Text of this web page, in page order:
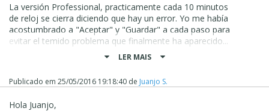
La versión Professional, practicamente cada 10 minutos
de reloj se cierra diciendo que hay un error. Yo me había
acostumbrado a "Aceptar" y "Guardar" a cada paso para
evitar el temido problema que finalmente ha aparecido...
Creo que este fin de semana me va a tocar a volver a
para variar, cuando las cosas se complican, el servicio y
ausencia o no sirven para nada...
LER MAIS
Publicado em 25/05/2016 19:18:40 de Juanjo S.
Hola Juanjo,